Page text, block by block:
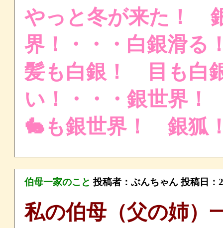
やっと冬が来た！
界！・・・白銀滑
髪も白銀！ 目も白
い！・・・銀世界！
🐇も銀世界！ 銀
伯母一家のこと 投稿者：ぶんちゃん投稿日：
私の伯母（父の姉）